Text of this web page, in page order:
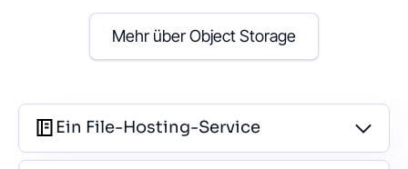
Mehr über Object Storage
Ein File-Hosting-Service